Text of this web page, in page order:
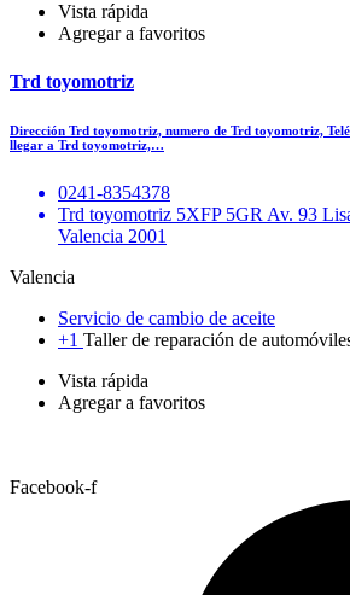
Vista rápida
Agregar a favoritos
Trd toyomotriz
Dirección Trd toyomotriz, numero de Trd toyomotriz,
llegar a Trd toyomotriz,…
0241-8354378
Trd toyomotriz 5XFP 5GR Av. 93
Valencia 2001
Valencia
Servicio de cambio de aceite
+1 Taller de reparación de
Vista rápida
Agregar a favoritos
Facebook-f